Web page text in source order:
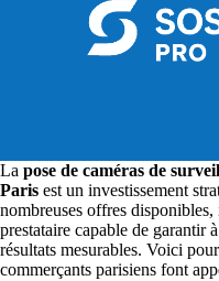
La pose de caméras de
Paris est un investissement
nombreuses offres
prestataire capable de garantir
résultats mesurables. Voici
commerçants parisiens font